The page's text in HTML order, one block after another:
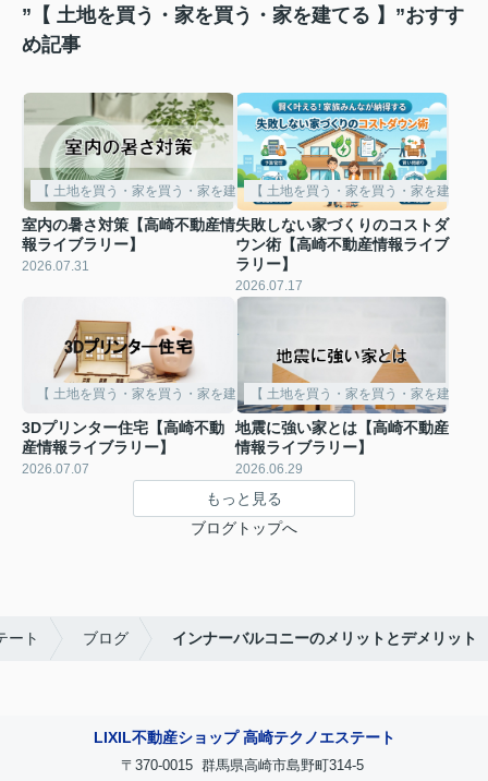
”【 土地を買う・家を買う・家を建てる 】”おすす
め記事
【 土地を買う・家を買う・家を建てる 】
室内の暑さ対策【高崎不動産情
報ライブラリー】
2026.07.31
【 土地を買う・家を買う・家を建てる
失敗しない家づくりのコストダ
ウン術【高崎不動産情報ライブ
ラリー】
2026.07.17
【 土地を買う・家を買う・家を建てる 】
3Dプリンター住宅【高崎不動
産情報ライブラリー】
2026.07.07
【 土地を買う・家を買う・家を建てる
地震に強い家とは【高崎不動産
情報ライブラリー】
2026.06.29
もっと見る
ブログトップへ
ート ブログ インナーバルコニーのメリットとデメリット
LIXIL不動産ショップ 高崎テクノエステート
〒370-0015 群馬県高崎市島野町314-5